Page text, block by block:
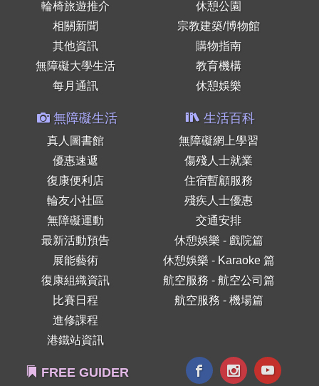
輪椅旅遊推介
相關新聞
其他資訊
無障礙大學生活
每月通訊
休憩公園
宗教建築/博物館
購物指南
教育機構
休憩娛樂
無障礙生活
真人圖書館
優惠速遞
復康便利店
輪友小社區
無障礙運動
最新活動預告
展能藝術
復康組織資訊
比賽日程
進修課程
港鐵站資訊
生活百科
無障礙網上學習
傷殘人士就業
住宿暫顧服務
殘疾人士優惠
交通安排
休憩娛樂 - 戲院篇
休憩娛樂 - Karaoke 篇
航空服務 - 航空公司篇
航空服務 - 機場篇
FREE GUIDER